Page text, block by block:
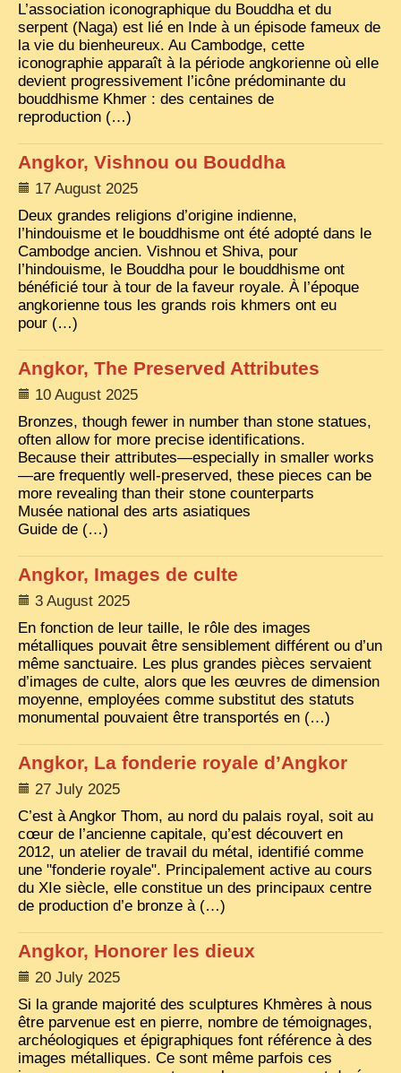
VIETNAM 1950
FAMILY ARCHIVES
ECHOES OF THE PAST
INSTITUTIONS & BELIEFS
PAST & PRESENT
ODDITIES & CURIOSITIES
WHAT’S NEW
EXCLUSIVE STORIES
LAOS 2025
CLOSE-UP
NEWSLETTERS
DÊ THAM
DON’T MISS
SWITCH TO FRENCH SITE
L’association iconographique du Bouddha et du
serpent (Naga) est lié en Inde à un épisode fameux de
la vie du bienheureux. Au Cambodge, cette
iconographie apparaît à la période angkorienne où elle
devient progressivement l’icône prédominante du
bouddhisme Khmer : des centaines de
reproduction (…)
Angkor, Vishnou ou Bouddha
17 August 2025
Deux grandes religions d’origine indienne,
l’hindouisme et le bouddhisme ont été adopté dans le
Cambodge ancien. Vishnou et Shiva, pour
l’hindouisme, le Bouddha pour le bouddhisme ont
bénéficié tour à tour de la faveur royale. À l’époque
angkorienne tous les grands rois khmers ont eu
pour (…)
Angkor, The Preserved Attributes
10 August 2025
Bronzes, though fewer in number than stone statues,
often allow for more precise identifications.
Because their attributes—especially in smaller works
—are frequently well-preserved, these pieces can be
more revealing than their stone counterparts
Musée national des arts asiatiques
Guide de (…)
Angkor, Images de culte
3 August 2025
En fonction de leur taille, le rôle des images
métalliques pouvait être sensiblement différent ou d’un
même sanctuaire. Les plus grandes pièces servaient
d’images de culte, alors que les œuvres de dimension
moyenne, employées comme substitut des statuts
monumental pouvaient être transportés en (…)
Angkor, La fonderie royale d’Angkor
27 July 2025
C’est à Angkor Thom, au nord du palais royal, soit au
cœur de l’ancienne capitale, qu’est découvert en
2012, un atelier de travail du métal, identifié comme
une "fonderie royale". Principalement active au cours
du XIe siècle, elle constitue un des principaux centre
de production d’e bronze à (…)
Angkor, Honorer les dieux
20 July 2025
Si la grande majorité des sculptures Khmères à nous
être parvenue est en pierre, nombre de témoignages,
archéologiques et épigraphiques font référence à des
images métalliques. Ce sont même parfois ces